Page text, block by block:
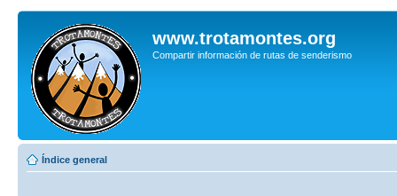
www.trotamontes.org
Compartir información de rutas de senderismo
Índice general